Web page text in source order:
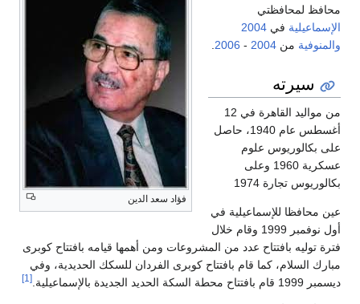
فؤاد سعد الدين
محافظ لمحافظتي
الإسماعيلية في 2004
والمنوفية من 2004
-
2006
سيرته
من مواليد القاهرة في 12
أغسطس عام 1940، حاصل
على بكالوريوس علوم
عسكرية 1960 وعلى
بكالوريوس تجارة 1974
عين محافظا للإسماعيلية في
أول نوفمبر 1999 وقام خلال
فترة توليه بافتتاح عدد من المشروعات ومن أهمها قيامه بافتتاح كوبرى
مبارك السلام، كما قام بافتتاح كوبرى الفردان للسكك الحديدية، وفي
ديسمبر 1999 قام بافتتاح محطة السكة الحديد الجديدة بالإسماعيلية.
[1]